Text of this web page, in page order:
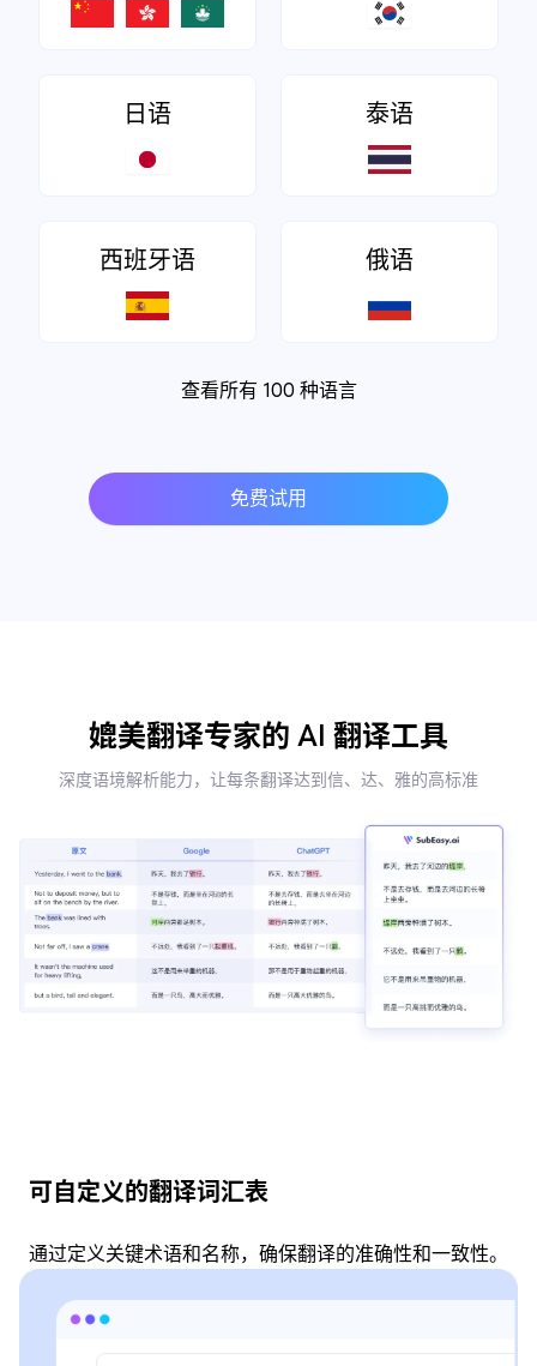
日语 泰语
西班牙语 俄语
查看所有 100 种语言
免费试用
媲美翻译专家的 AI 翻译工具
深度语境解析能力，让每条翻译达到信、达、雅的高标准
可自定义的翻译词汇表
通过定义关键术语和名称，确保翻译的准确性和一致性。